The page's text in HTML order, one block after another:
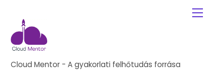
content
Cloud Mentor - A gyakorlati felhőtudás forrása